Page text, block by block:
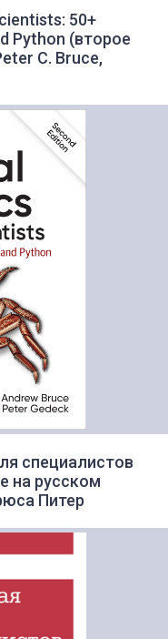
50+
Python (второе
C. Bruce,
специалистов
на русском
Питер